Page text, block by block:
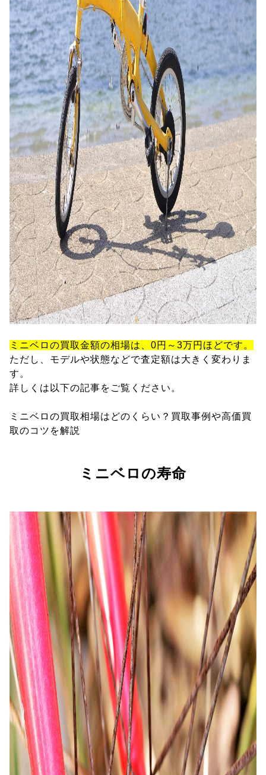
ミニベロの買取金額の相場は、0円～3万円ほどです。
ただし、モデルや状態などで査定額は大きく変わりま
す。
詳しくは以下の記事をご覧ください。
ミニベロの買取相場はどのくらい？買取事例や高価買
取のコツを解説
ミニベロの寿命